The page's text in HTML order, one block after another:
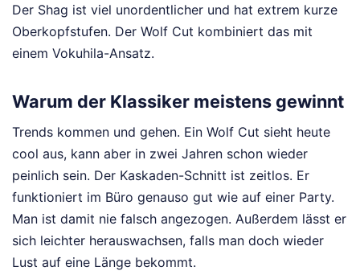
Der Shag ist viel unordentlicher und hat extrem kurze
Oberkopfstufen. Der Wolf Cut kombiniert das mit
einem Vokuhila-Ansatz.
Warum der Klassiker meistens gewinnt
Trends kommen und gehen. Ein Wolf Cut sieht heute
cool aus, kann aber in zwei Jahren schon wieder
peinlich sein. Der Kaskaden-Schnitt ist zeitlos. Er
funktioniert im Büro genauso gut wie auf einer Party.
Man ist damit nie falsch angezogen. Außerdem lässt er
sich leichter herauswachsen, falls man doch wieder
Lust auf eine Länge bekommt.